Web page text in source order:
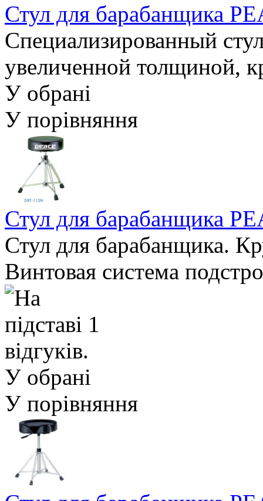
Стул для барабанщика
Специализированный
увеличенной толщиной,
У обрані
У порівняння
Стул для барабанщика
Стул для барабанщика.
Винтовая система
У обрані
У порівняння